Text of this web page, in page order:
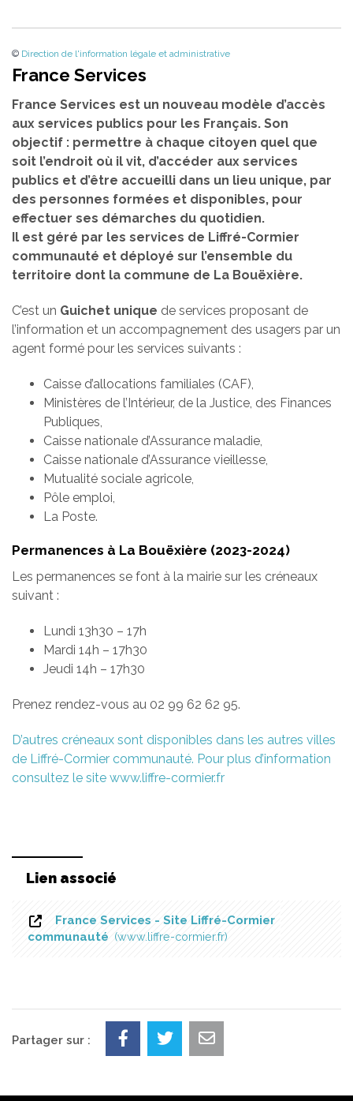
© Direction de l'information légale et administrative
France Services
France Services est un nouveau modèle d’accès
aux services publics pour les Français. Son
objectif : permettre à chaque citoyen quel que
soit l’endroit où il vit, d’accéder aux services
publics et d’être accueilli dans un lieu unique, par
des personnes formées et disponibles, pour
effectuer ses démarches du quotidien.
Il est géré par les services de Liffré-Cormier
communauté et déployé sur l’ensemble du
territoire dont la commune de La Bouëxière.
C’est un Guichet unique de services proposant de
l’information et un accompagnement des usagers par un
agent formé pour les services suivants :
Caisse d’allocations familiales (CAF),
Ministères de l’Intérieur, de la Justice, des Finances
Publiques,
Caisse nationale d’Assurance maladie,
Caisse nationale d’Assurance vieillesse,
Mutualité sociale agricole,
Pôle emploi,
La Poste.
Permanences à La Bouëxière (2023-2024)
Les permanences se font à la mairie sur les créneaux
suivant :
Lundi 13h30 – 17h
Mardi 14h – 17h30
Jeudi 14h – 17h30
Prenez rendez-vous au 02 99 62 62 95.
D’autres créneaux sont disponibles dans les autres villes
de Liffré-Cormier communauté. Pour plus d’information
consultez le site www.liffre-cormier.fr
Lien associé
France Services - Site Liffré-Cormier
communauté
www.liffre-cormier.fr
Partager sur :